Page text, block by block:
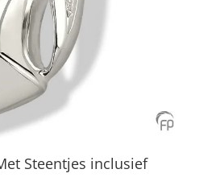
Steentjes inclusief